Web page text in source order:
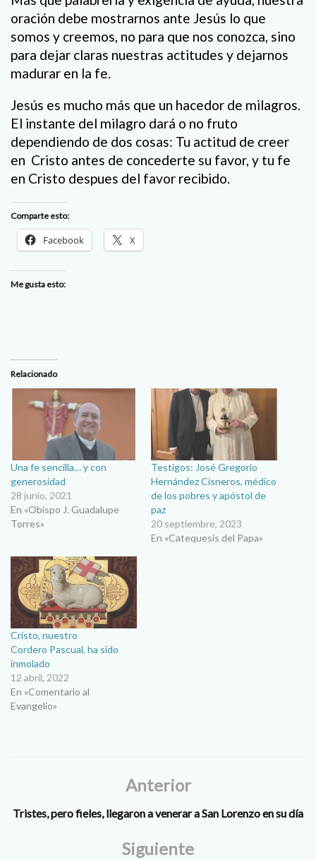
oración debe mostrarnos ante Jesús lo que
somos y creemos, no para que nos conozca, sino
para dejar claras nuestras actitudes y dejarnos
madurar en la fe.
Jesús es mucho más que un hacedor de milagros.
El instante del milagro dará o no fruto
dependiendo de dos cosas: Tu actitud de creer
en Cristo antes de concederte su favor, y tu fe
en Cristo despues del favor recibido.
Comparte esto:
Facebook X
Me gusta esto:
Relacionado
Una fe sencilla… y con
generosidad
28 junio, 2021
En «Obispo J. Guadalupe
Torres»
Testigos: José Gregorio
Hernández Cisneros, médico
de los pobres y apóstol de
paz
20 septiembre, 2023
En «Catequesis del Papa»
Cristo, nuestro
Cordero Pascual, ha sido
inmolado
12 abril, 2022
En «Comentario al
Evangelio»
Anterior
Tristes, pero fieles, llegaron a venerar a San Lorenzo en su día
Siguiente